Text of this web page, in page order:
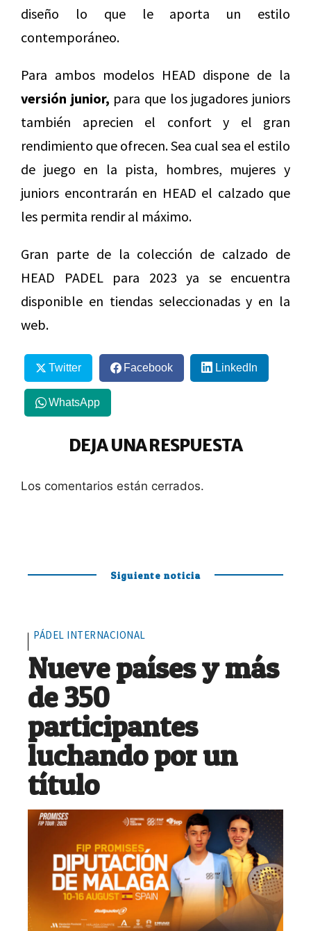
diseño lo que le aporta un estilo
contemporáneo.
Para ambos modelos HEAD dispone de la
versión junior, para que los jugadores juniors
también aprecien el confort y el gran
rendimiento que ofrecen. Sea cual sea el estilo
de juego en la pista, hombres, mujeres y
juniors encontrarán en HEAD el calzado que
les permita rendir al máximo.
Gran parte de la colección de calzado de
HEAD PADEL para 2023 ya se encuentra
disponible en tiendas seleccionadas y en la
web.
Twitter Facebook LinkedIn
WhatsApp
DEJA UNA RESPUESTA
Los comentarios están cerrados.
Siguiente noticia
PÁDEL INTERNACIONAL
Nueve países y más
de 350
participantes
luchando por un
título